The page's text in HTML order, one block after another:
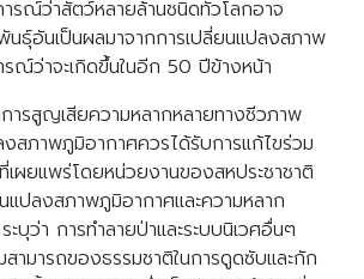
Search
รณ์ว่าสัตว์หลายล้านชนิดทั่วโลกอาจ
ธุ์อันเป็นผลมาจากการเปลี่ยนแปลงสภาพ
ณ์ว่าจะเกิดขึ้นในอีก 50 ปีข้างหน้า
ารสูญเสียความหลากหลายทางชีวภาพ
งสภาพภูมิอากาศควรได้รับการแก้ไขร่วม
เผยแพร่โดยหน่วยงานของสหประชาชาติ
แปลงสภาพภูมิอากาศและความหลาก
บุว่า การทำลายป่าและระบบนิเวศอื่นๆ
ามารถของธรรมชาติในการดูดซับและกัก